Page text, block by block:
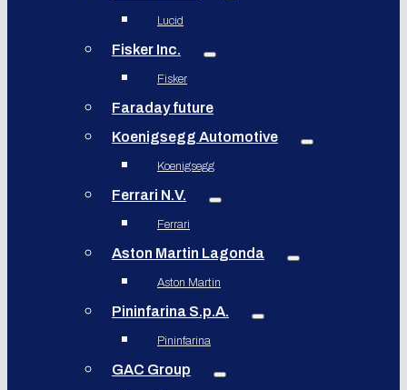
Lucid
Fisker Inc.
Fisker
Faraday future
Koenigsegg Automotive
Koenigsegg
Ferrari N.V.
Ferrari
Aston Martin Lagonda
Aston Martin
Pininfarina S.p.A.
Pininfarina
GAC Group